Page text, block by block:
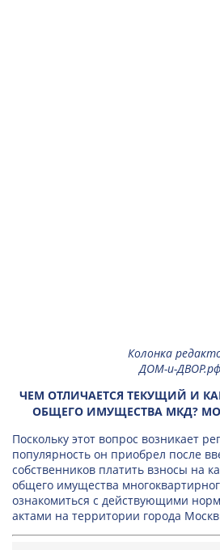
Колонка
ДОМ-и-ДВОР.рф
ЧЕМ ОТЛИЧАЕТСЯ ТЕКУЩИЙ И
ОБЩЕГО ИМУЩЕСТВА МКД?
Поскольку этот вопрос возникает
популярность он приобрел после
собственников платить взносы на
общего имущества
ознакомиться с действующими
актами на территории города